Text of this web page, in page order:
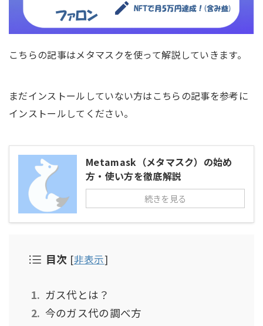
こちらの記事はメタマスクを使って解説していきます。
まだインストールしていない方はこちらの記事を参考に
インストールしてください。
Metamask（メタマスク）の始め
方・使い方を徹底解説
続きを見る
目次 [非表示]
ガス代とは？
今のガス代の調べ方